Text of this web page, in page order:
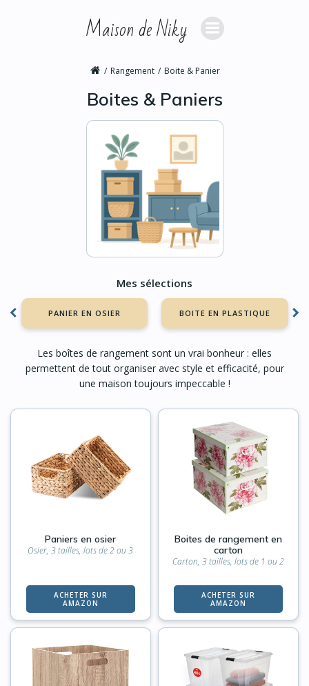
au
contenu
Maison de Niky
Rangement Boite & Panier
Boites & Paniers
Mes sélections
PANIER EN OSIER BOITE EN PLASTIQUE
Les boîtes de rangement sont un vrai bonheur : elles
permettent de tout organiser avec style et efficacité, pour
une maison toujours impeccable !
Paniers en osier
Osier, 3 tailles, lots de 2 ou 3
ACHETER SUR
AMAZON
Boites de rangement en
carton
Carton, 3 tailles, lots de 1 ou 2
ACHETER SUR
AMAZON